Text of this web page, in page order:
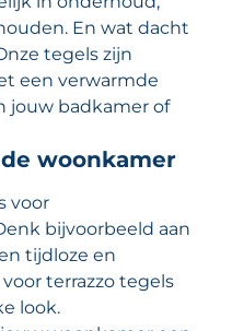
En wat dacht
tegels zijn
een verwarmde
jouw badkamer of
woonkamer
voor
bijvoorbeeld aan
tijdloze en
terrazzo tegels
look.